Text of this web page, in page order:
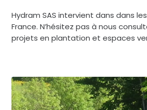
Hydram SAS intervient dans dans
France. N’hésitez pas à nous
projets en plantation et espaces